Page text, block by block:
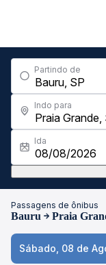
Partindo de
Indo para
Ida
Passagens de ônibus
Bauru Praia
Sábado, 08 de